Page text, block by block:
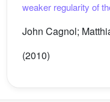
weaker regularity of
John Cagnol;
(2010)